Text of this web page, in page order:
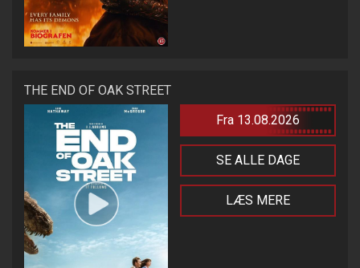
THE END OF OAK STREET
Fra 13.08.2026
SE ALLE DAGE
LÆS MERE